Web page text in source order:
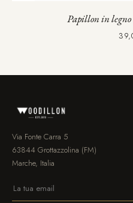
Papillon in
Via Fonte Carra 5
63844 Grottazzolina (FM)
Marche, Italia